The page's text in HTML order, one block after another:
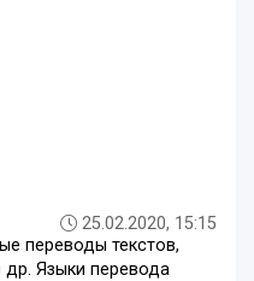
25.02.2020, 15:15
переводы текстов,
др. Языки перевода